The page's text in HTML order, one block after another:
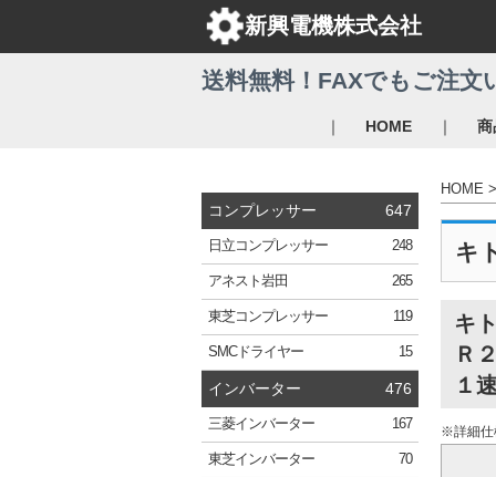
新興電機株式会社
｜ HOME ｜ 商
コンプレッサー 647
日立コンプレッサー 248
アネスト岩田 265
東芝コンプレッサー 119
SMCドライヤー 15
インバーター 476
三菱インバーター 167
東芝インバーター 70
送料無料！FAXでもご注文
HOME
キ
キ
Ｒ
１
※詳細仕